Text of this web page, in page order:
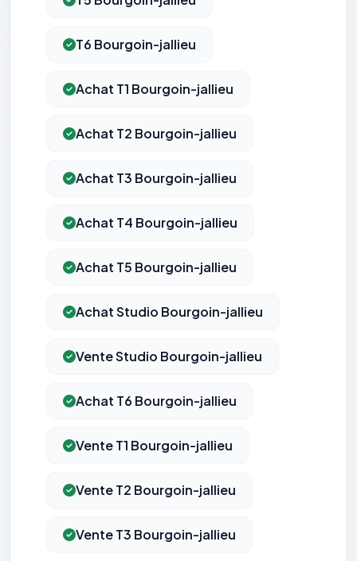
T6 Bourgoin-jallieu
Achat T1 Bourgoin-jallieu
Achat T2 Bourgoin-jallieu
Achat T3 Bourgoin-jallieu
Achat T4 Bourgoin-jallieu
Achat T5 Bourgoin-jallieu
Achat Studio Bourgoin-jallieu
Vente Studio Bourgoin-jallieu
Achat T6 Bourgoin-jallieu
Vente T1 Bourgoin-jallieu
Vente T2 Bourgoin-jallieu
Vente T3 Bourgoin-jallieu